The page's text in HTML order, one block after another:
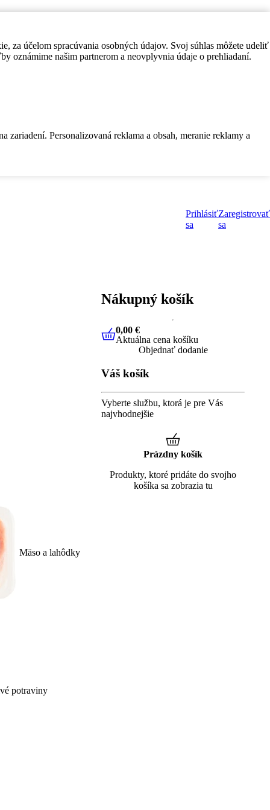
za účelom spracúvania osobných údajov. Svoj súhlas môžete udeliť
oznámime našim partnerom a neovplyvnia údaje o prehliadaní.
Personalizovaná reklama a obsah, meranie reklamy a
Prihlásiť
sa
Zaregistrovať
sa
Mäso a lahôdky
potraviny
Nákupný košík
0,00 €Aktuálna cena košíku
0,00 €
Aktuálna cena košíku
Objednať dodanie
Váš košík
Vyberte službu, ktorá je pre Vás
najvhodnejšie
Prázdny košík
Produkty, ktoré pridáte do svojho
košíka sa zobrazia tu